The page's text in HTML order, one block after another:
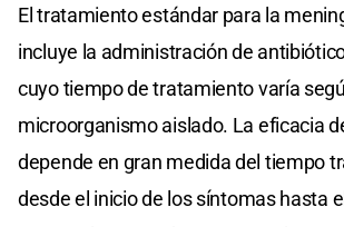
El tratamiento estándar para la
incluye la administración de
cuyo tiempo de tratamiento varía
microorganismo aislado. La eficacia
depende en gran medida del tiempo
desde el inicio de los síntomas hasta